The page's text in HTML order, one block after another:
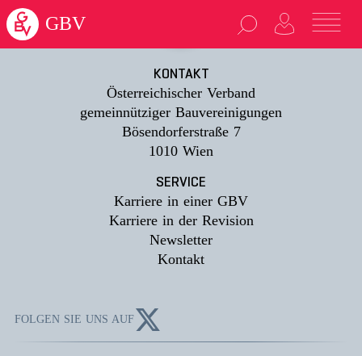
GBV
loading...
KONTAKT
Österreichischer Verband
gemeinnütziger Bauvereinigungen
Bösendorferstraße 7
1010 Wien
SERVICE
Karriere in einer GBV
Karriere in der Revision
Newsletter
Kontakt
FOLGEN SIE UNS AUF